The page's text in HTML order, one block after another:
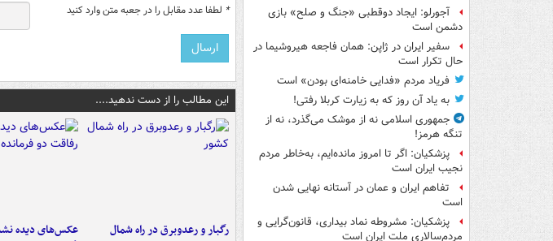
آجورلو: ایجاد دوقطبی «جنگ و صلح‌» بازی
دشمن است
سفیر ایران در ژاپن: همان فاجعه هیروشیما در
حال تکرار است
فریاد مردم «فدایی خامنه‌ای بودن» است
به یاد آن روز که به زیارت کربلا رفتی!
جمهوری اسلامی نه از موشک می‌گذرد، نه از
تنگه هرمز!
پزشکیان: اگر تا امروز مانده‌ایم، به‌خاطر مردم
نجیب ایران است
تفاهم ایران و عمان در آستانه نهایی شدن
است
پزشکیان: مشروطه نماد بیداری، قانون‌گرایی و
مردم‌سالاری ملت ایران است
* لطفا عدد مقابل را در جعبه متن وارد کنید
این مطالب را از دست ندهید....
رگبار و رعدوبرق در راه شمال
عکس‌های دیده